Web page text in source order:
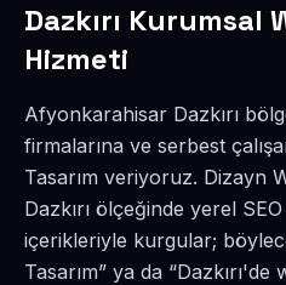
Dazkırı Kurumsal
Hizmeti
Afyonkarahisar Dazkırı
firmalarına ve serbest
Tasarım veriyoruz. Dizayn
Dazkırı ölçeğinde yerel
içerikleriyle kurgular;
Tasarım” ya da “Dazkırı'de